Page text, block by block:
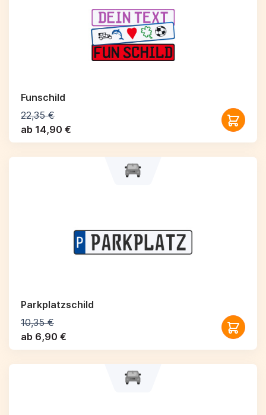
Funschild
22,35 €
ab 14,90 €
Parkplatzschild
10,35 €
ab 6,90 €